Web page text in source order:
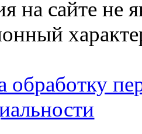
на сайте не
обработку